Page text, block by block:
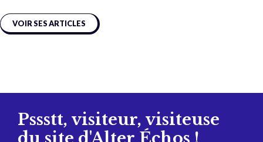
VOIR SES ARTICLES
Pssstt, visiteur, visiteuse